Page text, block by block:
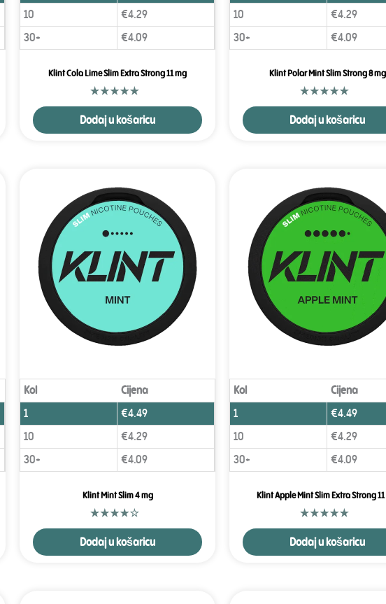
10
€4.29
30+
€4.09
Klint Cola Lime Slim Extra Strong 11 mg
Dodaj u košaricu
10
€4.29
30+
€4.09
Klint Polar Mint Slim Strong 8 mg
Dodaj u košaricu
Kol
Cijena
1
€4.49
10
€4.29
30+
€4.09
Klint Mint Slim 4 mg
Dodaj u košaricu
Kol
Cijena
1
€4.49
10
€4.29
30+
€4.09
Klint Apple Mint Slim Extra Strong
Dodaj u košaricu